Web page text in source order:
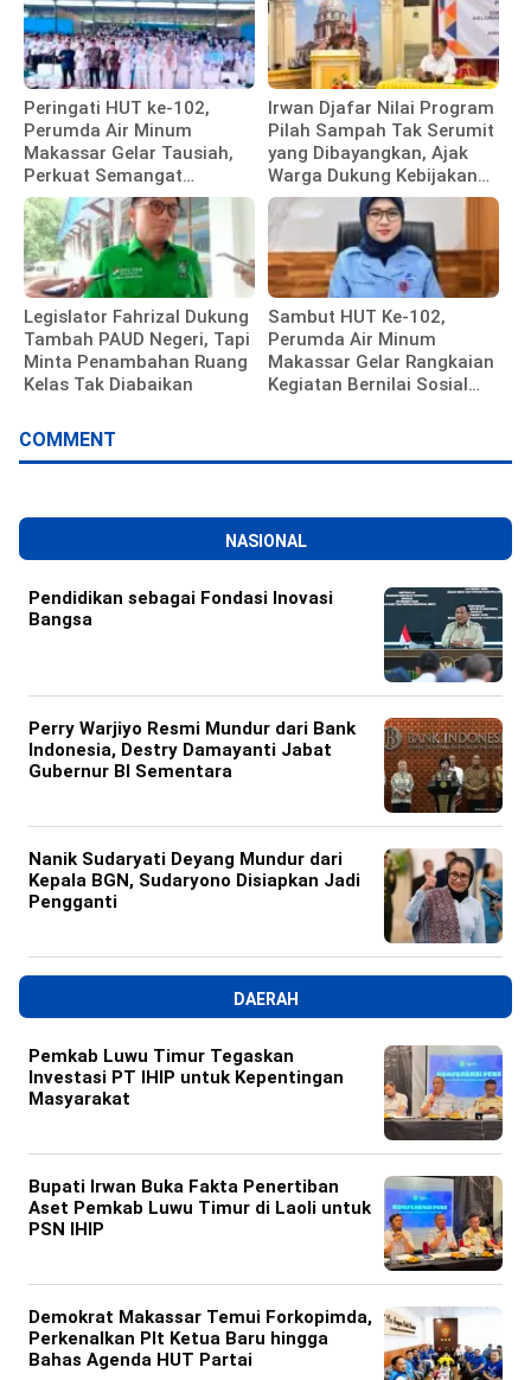
Peringati HUT ke-102,
Perumda Air Minum
Makassar Gelar Tausiah,
Perkuat Semangat
Pengabdian Pegawai
Irwan Djafar Nilai Program
Pilah Sampah Tak Serumit
yang Dibayangkan, Ajak
Warga Dukung Kebijakan
Pemkot
Legislator Fahrizal Dukung
Tambah PAUD Negeri, Tapi
Minta Penambahan Ruang
Kelas Tak Diabaikan
Sambut HUT Ke-102,
Perumda Air Minum
Makassar Gelar Rangkaian
Kegiatan Bernilai Sosial
COMMENT
NASIONAL
Pendidikan sebagai Fondasi Inovasi
Bangsa
Perry Warjiyo Resmi Mundur dari Bank
Indonesia, Destry Damayanti Jabat
Gubernur BI Sementara
Nanik Sudaryati Deyang Mundur dari
Kepala BGN, Sudaryono Disiapkan Jadi
Pengganti
DAERAH
Pemkab Luwu Timur Tegaskan
Investasi PT IHIP untuk Kepentingan
Masyarakat
Bupati Irwan Buka Fakta Penertiban
Aset Pemkab Luwu Timur di Laoli untuk
PSN IHIP
Demokrat Makassar Temui Forkopimda,
Perkenalkan Plt Ketua Baru hingga
Bahas Agenda HUT Partai